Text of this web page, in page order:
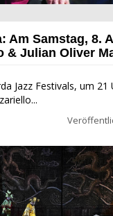
Oliver Mazzariello
Am Samstag, 8.
& Julian Oliver
Jazz Festivals, um